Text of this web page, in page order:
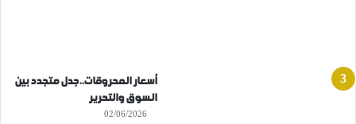
أسعار المحروقات..جدل متجدد بين
السوق والتحرير
02/06/2026